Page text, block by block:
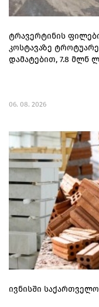
ტრავერტინის
კოსტავაზე
დამატებით, 7.8 მლნ
06. 08. 2026
ივნისში